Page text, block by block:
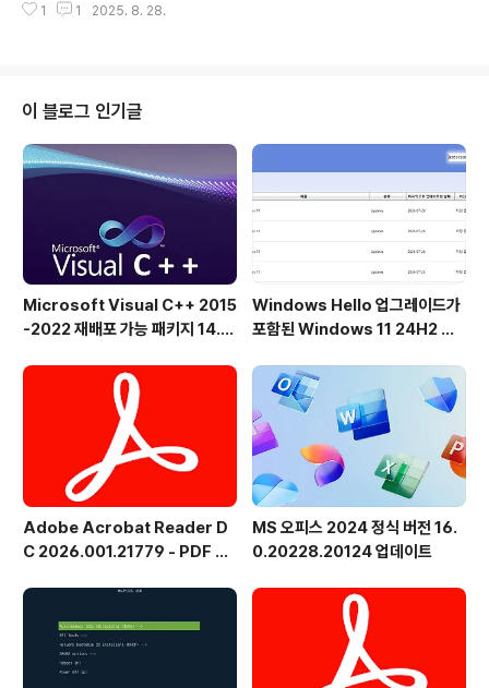
구 범주◆ 번역 기능(선택 사항)◆ 작은 크기, 뛰어난 경험
운 설정 메뉴를 통해 오디오 출력을 변경하는 대신 버튼 하
를 듣는 방식을 변경하고 싶을 때마다 시간과 번거로움을
절약하여 전체 오디오 환경을 개선합니다.전통적인 인터페
이스 없음퀵사운드 스위처는 기존의 사용자 인터페이스 없
이도 작동하며, 간소화된 기능과 핵심 목적에 부합합니다.
즉, 긴 설치 과정을 거치지 않고 애플리케이션을 실행하기
만 하면 됩니다. 활성화되면 ..
1 1 2025. 8. 28.
이 블로그 인기글
Microsoft Visual C++ 2015
-2022 재배포 가능 패키지 14.5
Windows Hello 업그레이드가
포함된 Windows 11 24H2 및
출시
Adobe Acrobat Reader D
C 2026.001.21779 - PDF 뷰
MS 오피스 2024 정식 버전 16.
0.20228.20124 업데이트